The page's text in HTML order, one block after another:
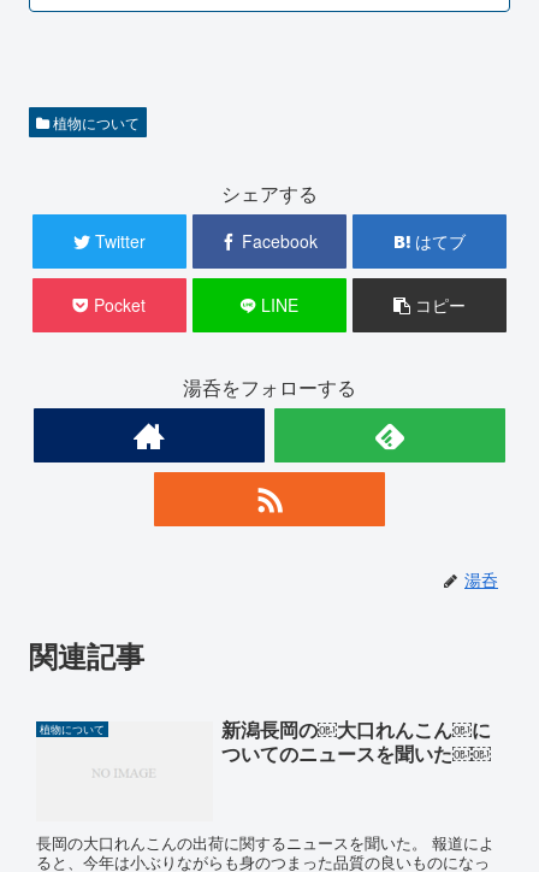
植物について
シェアする
Twitter Facebook はてブ
Pocket LINE コピー
湯呑をフォローする
湯呑
関連記事
植物について
新潟長岡の￼大口れんこん￼に
ついてのニュースを聞いた￼￼
長岡の大口れんこんの出荷に関するニュースを聞いた。 報道によ
ると、今年は小ぶりながらも身のつまった品質の良いものになっ